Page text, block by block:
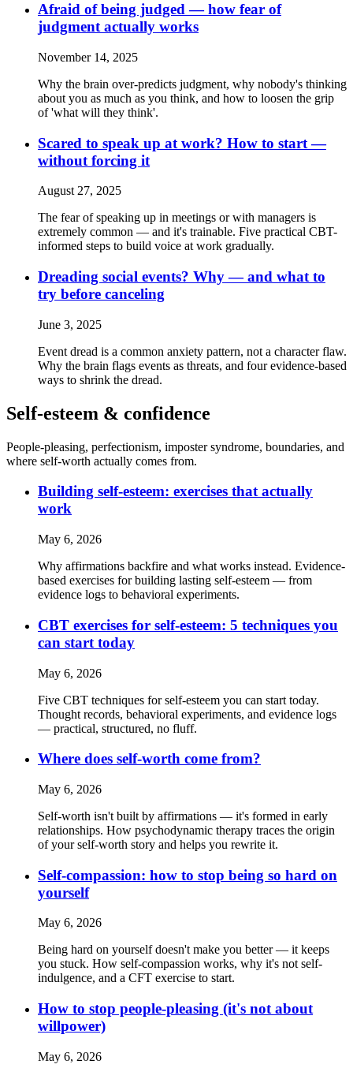
Afraid of being judged — how fear of
judgment actually works
November 14, 2025
Why the brain over-predicts judgment, why nobody's thinking
about you as much as you think, and how to loosen the grip
of 'what will they think'.
Scared to speak up at work? How to start —
without forcing it
August 27, 2025
The fear of speaking up in meetings or with managers is
extremely common — and it's trainable. Five practical CBT-
informed steps to build voice at work gradually.
Dreading social events? Why — and what to
try before canceling
June 3, 2025
Event dread is a common anxiety pattern, not a character flaw.
Why the brain flags events as threats, and four evidence-based
ways to shrink the dread.
Self-esteem & confidence
People-pleasing, perfectionism, imposter syndrome, boundaries, and
where self-worth actually comes from.
Building self-esteem: exercises that actually
work
May 6, 2026
Why affirmations backfire and what works instead. Evidence-
based exercises for building lasting self-esteem — from
evidence logs to behavioral experiments.
CBT exercises for self-esteem: 5 techniques you
can start today
May 6, 2026
Five CBT techniques for self-esteem you can start today.
Thought records, behavioral experiments, and evidence logs
— practical, structured, no fluff.
Where does self-worth come from?
May 6, 2026
Self-worth isn't built by affirmations — it's formed in early
relationships. How psychodynamic therapy traces the origin
of your self-worth story and helps you rewrite it.
Self-compassion: how to stop being so hard on
yourself
May 6, 2026
Being hard on yourself doesn't make you better — it keeps
you stuck. How self-compassion works, why it's not self-
indulgence, and a CFT exercise to start.
How to stop people-pleasing (it's not about
willpower)
May 6, 2026